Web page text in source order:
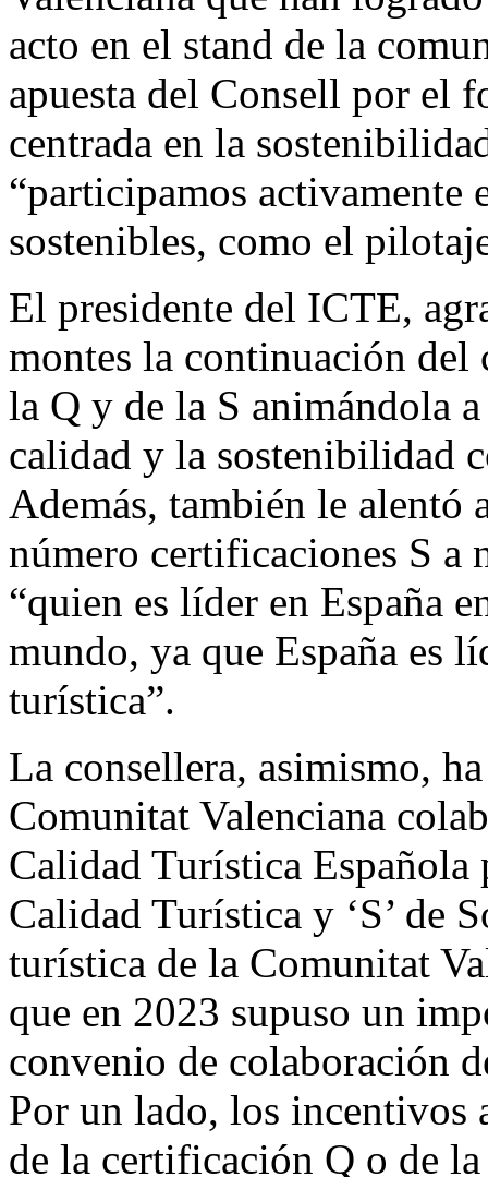
acto en el stand de la
apuesta del Consell por el
centrada en la
“participamos activamente
sostenibles, como el
El presidente del ICTE,
montes la continuación
la Q y de la S animándola
calidad y la sostenibilidad
Además, también le alentó
número certificaciones S a
“quien es líder en España
mundo, ya que España es
turística”.
La consellera, asimismo,
Comunitat Valenciana
Calidad Turística Española
Calidad Turística y ‘S’ de
turística de la Comunitat
que en 2023 supuso un
convenio de colaboración
Por un lado, los incentivos
de la certificación Q o de